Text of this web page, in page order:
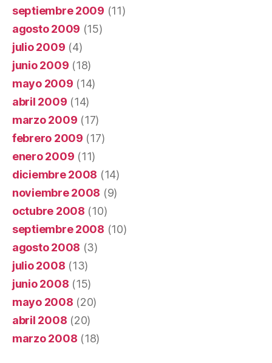
septiembre 2009 (11)
agosto 2009 (15)
julio 2009 (4)
junio 2009 (18)
mayo 2009 (14)
abril 2009 (14)
marzo 2009 (17)
febrero 2009 (17)
enero 2009 (11)
diciembre 2008 (14)
noviembre 2008 (9)
octubre 2008 (10)
septiembre 2008 (10)
agosto 2008 (3)
julio 2008 (13)
junio 2008 (15)
mayo 2008 (20)
abril 2008 (20)
marzo 2008 (18)